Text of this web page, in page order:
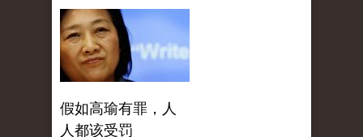
假如高瑜有罪，人
人都该受罚